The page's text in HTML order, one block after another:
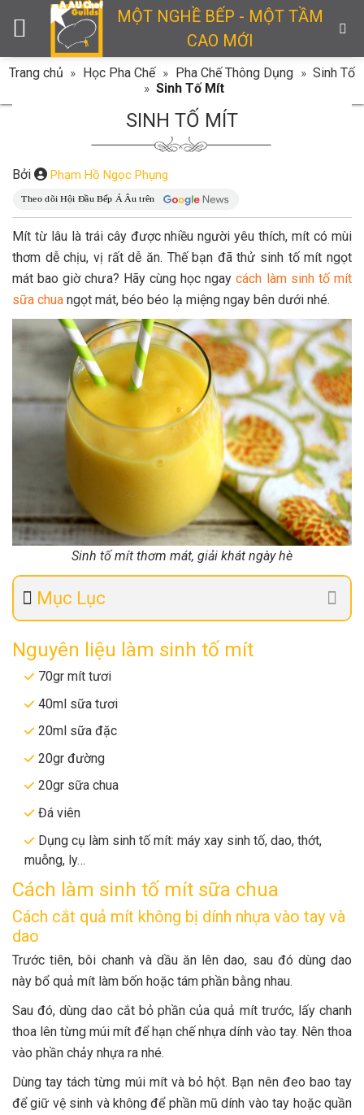
MỘT NGHỀ BẾP - MỘT TẦM
CAO MỚI
Trang chủ » Học Pha Chế » Pha Chế Thông Dụng » Sinh Tố
» Sinh Tố Mít
SINH TỐ MÍT
Bởi Phạm Hồ Ngọc Phụng
Mít từ lâu là trái cây được nhiều người yêu thích, mít có mùi
thơm dễ chịu, vị rất dễ ăn. Thế bạn đã thử sinh tố mít ngọt
mát bao giờ chưa? Hãy cùng học ngaycách làm sinh tố mít
sữa chua ngọt mát, béo béo lạ miệng ngay bên dưới nhé.
Sinh tố mít thơm mát, giải khát ngày hè
Mục Lục
Nguyên liệu làm sinh tố mít
70gr mít tươi
40ml sữa tươi
20ml sữa đặc
20gr đường
20gr sữa chua
Đá viên
Dụng cụ làm sinh tố mít: máy xay sinh tố, dao, thớt,
muỗng, ly…
Cách làm sinh tố mít sữa chua
Cách cắt quả mít không bị dính nhựa vào tay và
dao
Trước tiên, bôi chanh và dầu ăn lên dao, sau đó dùng dao
này bổ quả mít làm bốn hoặc tám phần bằng nhau.
Sau đó, dùng dao cắt bỏ phần của quả mít trước, lấy chanh
thoa lên từng múi mít để hạn chế nhựa dính vào tay. Nên thoa
vào phần chảy nhựa ra nhé.
Dùng tay tách từng múi mít và bỏ hột. Bạn nên đeo bao tay
để giữ vệ sinh và không để phần mũ dính vào tay hoặc quần